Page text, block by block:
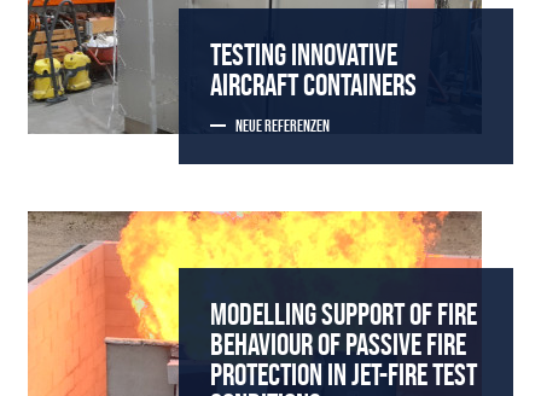
TESTING INNOVATIVE
AIRCRAFT CONTAINERS
NEUE REFERENZEN
MODELLING SUPPORT OF FIRE
BEHAVIOUR OF PASSIVE FIRE
PROTECTION IN JET-FIRE TEST